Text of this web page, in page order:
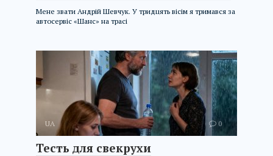
Мене звати Андрій Шевчук. У тридцять вісім я тримався за
автосервіс «Шанс» на трасі
UA 0
Тесть для свекрухи